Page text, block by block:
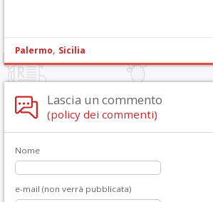
Palermo, Sicilia
Lascia un commento
(policy dei commenti)
Nome
e-mail (non verrà pubblicata)